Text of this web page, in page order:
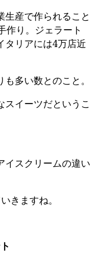
生産で作られること
作り。ジェラート
タリアには4万店近
多い数とのこと。
スイーツだというこ
イスクリームの違い
きますね。